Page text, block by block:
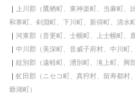
上川郡（鷹栖町、東神楽町、当麻町、
和寒町、剣淵町、下川町、新得町、清水町
河東郡（音更町、士幌町、上士幌町、
中川郡（美深町、音威子府村、中川町
紋別郡（遠軽町、湧別町、滝上町、興
虻田郡（ニセコ町、真狩村、留寿都村
爺湖町）